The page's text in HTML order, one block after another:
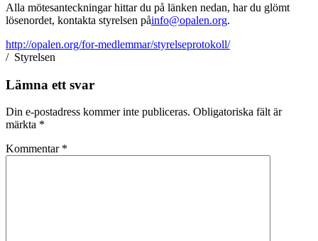
Alla mötesanteckningar hittar du på länken nedan, har du glömt
lösenordet, kontakta styrelsen påinfo@opalen.org.
http://opalen.org/for-medlemmar/styrelseprotokoll/
/ Styrelsen
Lämna ett svar
Din e-postadress kommer inte publiceras. Obligatoriska fält är
märkta *
Kommentar *